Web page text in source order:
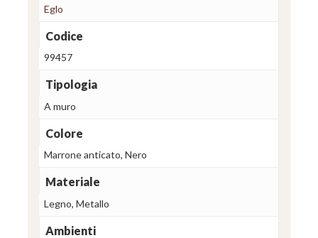
Eglo
Codice
99457
Tipologia
A muro
Colore
Marrone anticato, Nero
Materiale
Legno, Metallo
Ambienti